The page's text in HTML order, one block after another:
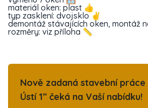
materiál oken: plast 👍
typ zasklení: dvojsklo ✌️
demontáž stávajících oken, montáž
rozměry: viz příloha 📏
Nově zadaná stavební práce
Ústí 1” čeká na Vaší nabídku!